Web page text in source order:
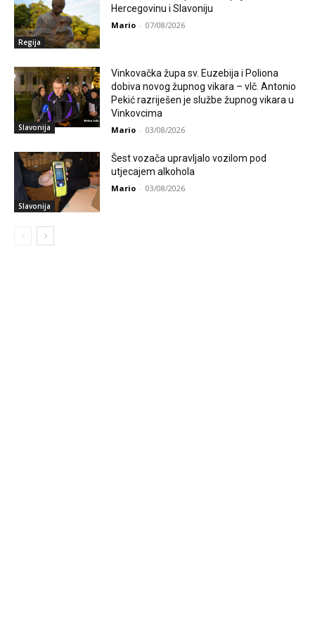
Regija
Hercegovinu i Slavoniju
Mario - 07/08/2026
Slavonija
Vinkovačka župa sv. Euzebija i Poliona
dobiva novog župnog vikara – vlč. Antonio
Pekić razriješen je službe župnog vikara u
Vinkovcima
Mario - 03/08/2026
Slavonija
Šest vozača upravljalo vozilom pod
utjecajem alkohola
Mario - 03/08/2026